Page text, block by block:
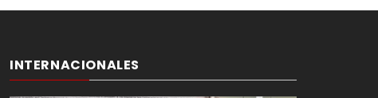
INTERNACIONALES